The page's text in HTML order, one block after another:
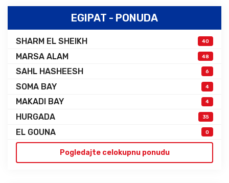
EGIPAT - PONUDA
SHARM EL SHEIKH 40
MARSA ALAM 48
SAHL HASHEESH 6
SOMA BAY 4
MAKADI BAY 4
HURGADA 35
EL GOUNA 0
Pogledajte celokupnu ponudu